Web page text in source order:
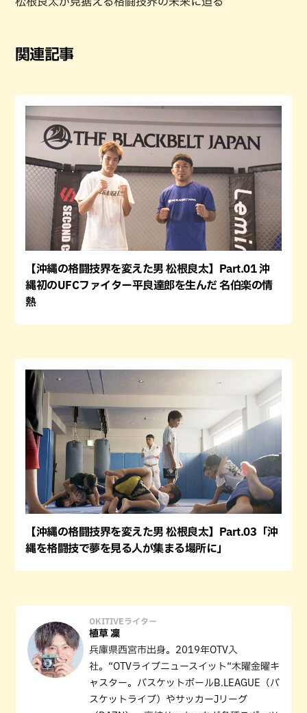
関連記事
【沖縄の格闘技界を変えた男 松根良太】Part.01 沖
縄初のUFCファイター平良達郎を生んだ 名伯楽の情
熱
【沖縄の格闘技界を変えた男 松根良太】Part.03「沖
縄を格闘技で夢を見る人が集まる場所に」
OKITIVEライター
植草 凜
兵庫県西宮市出身。2019年OTV入
社。“OTVライブニュースイット“木曜金曜キ
ャスター。バスケットボールB.LEAGUE（バ
スケットライブ）やサッカーJリーグ